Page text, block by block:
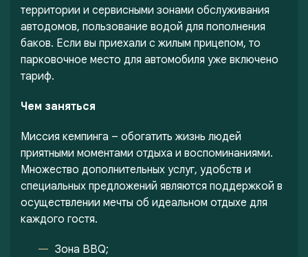
территории и сервисными зонами обслуживания
автодомов, пользование водой для пополнения
баков. Если вы приехали с жилым прицепом, то
парковочное место для автомобиля уже включено
тариф.
Чем заняться
Миссия кемпинга – обогатить жизнь людей
приятными моментами отдыха и воспоминаниями.
Множество дополнительных услуг, удобств и
специальных предложений являются поддержкой в
осуществлении мечты об идеальном отдыхе для
каждого гостя.
Зона BBQ;